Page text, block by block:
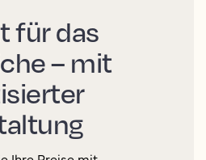
für das
– mit